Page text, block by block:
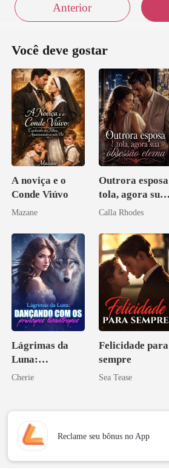
Anterior
Você deve gostar
A noviça e o
Conde Viúvo
Mazane
Outrora esposa
tola, agora sua
obsessão eterna
Calla Rhodes
Lágrimas da
Luna:
Dançando com
Cherie
Felicidade para
sempre
Sea Tease
Reclame seu bônus no App